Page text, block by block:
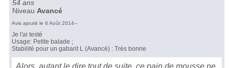
54 ans
Niveau Avancé
Avis ajouté le 6 Août 2014--
Je l'ai testé
Usage: Petite balade ;
Stabilité pour un gabarit L (Avancé) : Très bonne
Alors, autant le dire tout de suite, ce pain de mousse ne